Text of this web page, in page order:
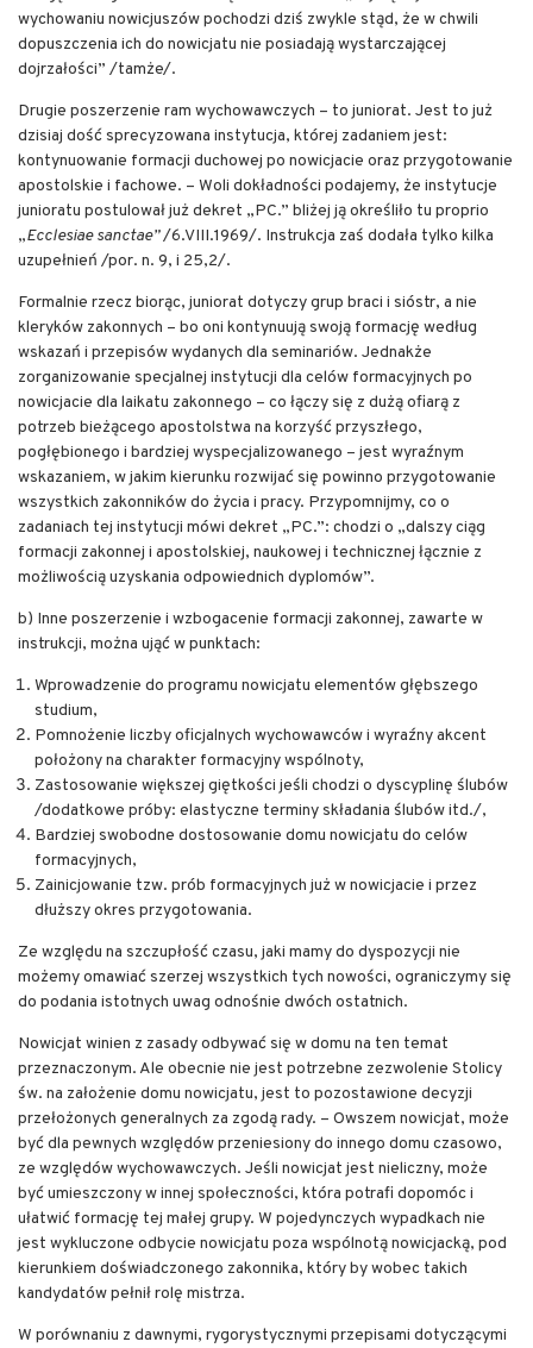
wychowaniu nowicjuszów pochodzi dziś zwykle stąd, że w chwili
dopuszczenia ich do nowicjatu nie posiadają wystarczającej
dojrzałości” /tamże/.
Drugie poszerzenie ram wychowawczych – to juniorat. Jest to już
dzisiaj dość sprecyzowana instytucja, której zadaniem jest:
kontynuowanie formacji duchowej po nowicjacie oraz przygotowanie
apostolskie i fachowe. – Woli dokładności podajemy, że instytucje
junioratu postulował już dekret „PC.” bliżej ją określiło tu proprio
„Ecclesiae sanctae”/6.VIII.1969/. Instrukcja zaś dodała tylko kilka
uzupełnień /por. n. 9, i 25,2/.
Formalnie rzecz biorąc, juniorat dotyczy grup braci i sióstr, a nie
kleryków zakonnych – bo oni kontynuują swoją formację według
wskazań i przepisów wydanych dla seminariów. Jednakże
zorganizowanie specjalnej instytucji dla celów formacyjnych po
nowicjacie dla laikatu zakonnego – co łączy się z dużą ofiarą z
potrzeb bieżącego apostolstwa na korzyść przyszłego,
pogłębionego i bardziej wyspecjalizowanego – jest wyraźnym
wskazaniem, w jakim kierunku rozwijać się powinno przygotowanie
wszystkich zakonników do życia i pracy. Przypomnijmy, co o
zadaniach tej instytucji mówi dekret „PC.”: chodzi o „dalszy ciąg
formacji zakonnej i apostolskiej, naukowej i technicznej łącznie z
możliwością uzyskania odpowiednich dyplomów”.
b) Inne poszerzenie i wzbogacenie formacji zakonnej, zawarte w
instrukcji, można ująć w punktach:
Wprowadzenie do programu nowicjatu elementów głębszego
studium,
Pomnożenie liczby oficjalnych wychowawców i wyraźny akcent
położony na charakter formacyjny wspólnoty,
Zastosowanie większej giętkości jeśli chodzi o dyscyplinę ślubów
/dodatkowe próby: elastyczne terminy składania ślubów itd./,
Bardziej swobodne dostosowanie domu nowicjatu do celów
formacyjnych,
Zainicjowanie tzw. prób formacyjnych już w nowicjacie i przez
dłuższy okres przygotowania.
Ze względu na szczupłość czasu, jaki mamy do dyspozycji nie
możemy omawiać szerzej wszystkich tych nowości, ograniczymy się
do podania istotnych uwag odnośnie dwóch ostatnich.
Nowicjat winien z zasady odbywać się w domu na ten temat
przeznaczonym. Ale obecnie nie jest potrzebne zezwolenie Stolicy
św. na założenie domu nowicjatu, jest to pozostawione decyzji
przełożonych generalnych za zgodą rady. – Owszem nowicjat, może
być dla pewnych względów przeniesiony do innego domu czasowo,
ze względów wychowawczych. Jeśli nowicjat jest nieliczny, może
być umieszczony w innej społeczności, która potrafi dopomóc i
ułatwić formację tej małej grupy. W pojedynczych wypadkach nie
jest wykluczone odbycie nowicjatu poza wspólnotą nowicjacką, pod
kierunkiem doświadczonego zakonnika, który by wobec takich
kandydatów pełnił rolę mistrza.
W porównaniu z dawnymi, rygorystycznymi przepisami dotyczącymi